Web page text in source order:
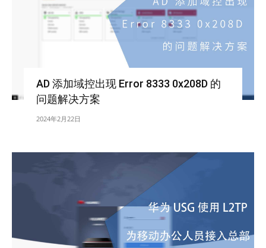
AD 添加域控出现 Error 8333 0x208D 的
问题解决方案
2024年2月22日